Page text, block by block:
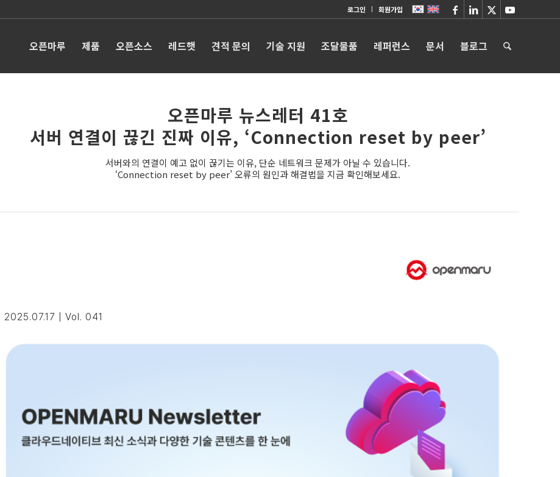
로그인 회원가입
오픈마루 제품 오픈소스 레드햇 견적 문의 기술 지원 조달물품 레퍼런스 문서 블로그
오픈마루 뉴스레터 41호
서버 연결이 끊긴 진짜 이유, ‘Connection reset by peer’
서버와의 연결이 예고 없이 끊기는 이유, 단순 네트워크 문제가 아닐 수 있습니다.
‘Connection reset by peer’ 오류의 원인과 해결법을 지금 확인해보세요.
2025.07.17 | Vol. 041